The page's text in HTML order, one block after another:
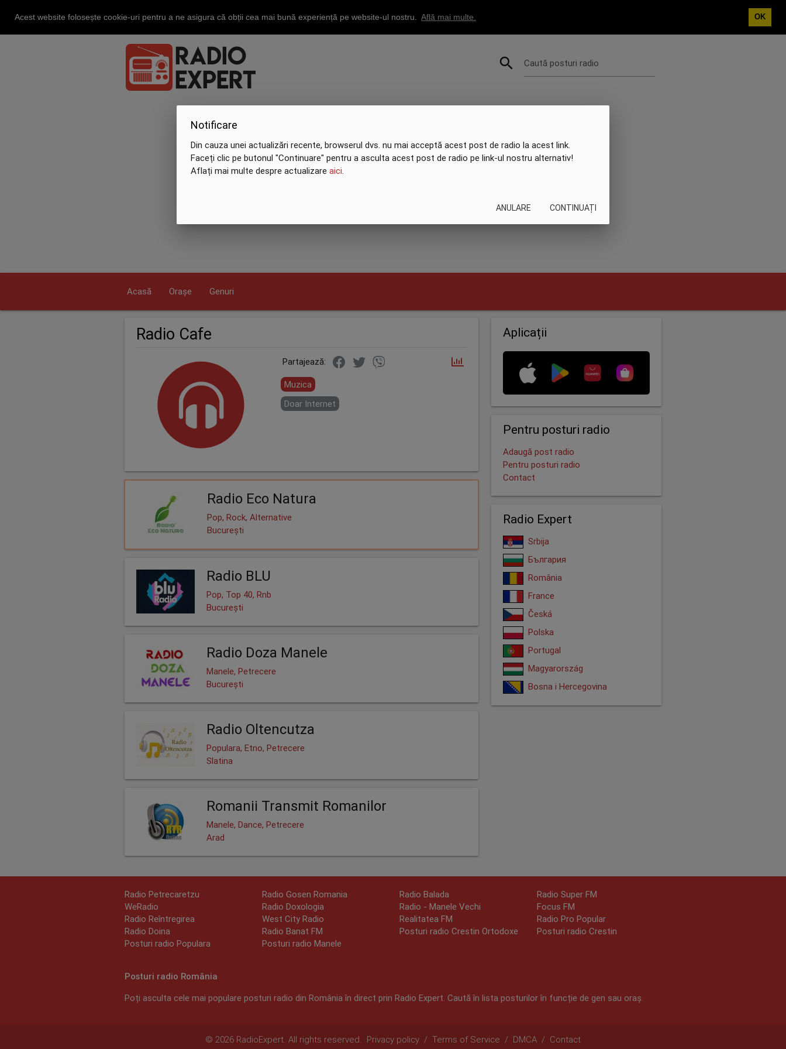
Acest website folosește cookie-uri pentru a ne asigura că obții cea mai bună experiență pe website-ul nostru. Află mai multe. OK
search Caută posturi radio
Acasă Orașe Genuri
Radio Cafe
Partajează:
Notificare
Din cauza unei actualizări recente, browserul dvs. nu mai acceptă acest post de radio la acest link.
Faceți clic pe butonul "Continuare" pentru a asculta acest post de radio pe link-ul nostru alternativ!
Aflați mai multe despre actualizareaici
ANULARE CONTINUAȚI
Muzica
Doar Internet
Radio Eco Natura
Pop, Rock, Alternative
București
Radio BLU
Pop, Top 40, Rnb
București
Radio Doza Manele
Manele, Petrecere
București
Radio Oltencutza
Populara, Etno, Petrecere
Slatina
Romanii Transmit Romanilor
Manele, Dance, Petrecere
Arad
Aplicații
Pentru posturi radio
Adaugă post radio
Pentru posturi radio
Contact
Radio Expert
Srbija
България
România
France
Česká
Polska
Portugal
Magyarország
Bosna i Hercegovina
Radio Petrecaretzu
WeRadio
Radio Reîntregirea
Radio Doina
Posturi radio Populara
Radio Gosen Romania
Radio Doxologia
West City Radio
Radio Banat FM
Posturi radio Manele
Radio Balada
Radio - Manele Vechi
Realitatea FM
Posturi radio Crestin Ortodoxe
Radio Super FM
Focus FM
Radio Pro Popular
Posturi radio Crestin
Posturi radio România
Poți asculta cele mai populare posturi radio din România în direct prin Radio Expert. Caută în lista posturilor în funcție de gen sau oraș.
© 2026 RadioExpert. All rights reserved. Privacy policy / Terms of Service / DMCA / Contact